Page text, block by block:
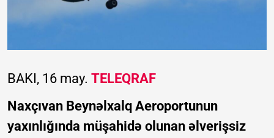
BAKI, 16 may. TELEQRAF
Naxçıvan Beynəlxalq Aeroportunun
yaxınlığında müşahidə olunan əlverişsiz